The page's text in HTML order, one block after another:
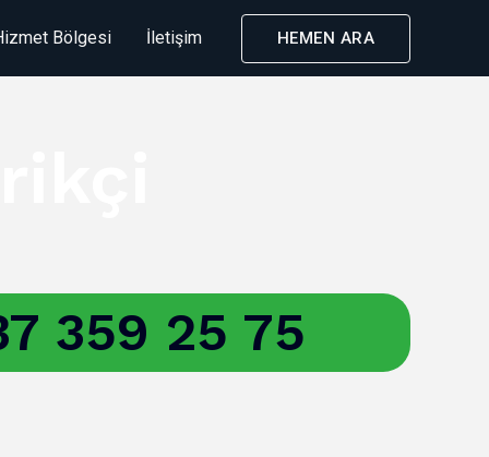
Bölgesi İletişim HEMEN ARA
359 25 75